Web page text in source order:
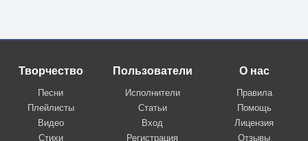
Творчество
Песни
Плейлисты
Видео
Стихи
Пользователи
Исполнители
Статьи
Вход
Регистрация
О нас
Правила
Помощь
Лицензия
Отзывы